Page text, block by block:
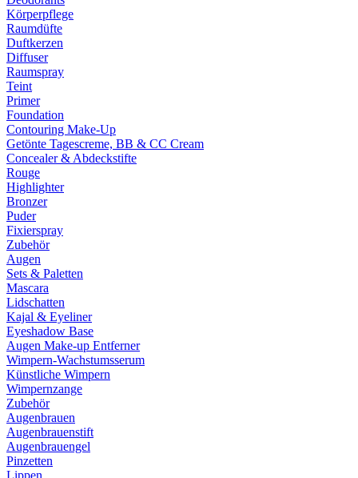
Körperpflege
Raumdüfte
Duftkerzen
Diffuser
Raumspray
Teint
Primer
Foundation
Contouring Make-Up
Getönte Tagescreme, BB & CC Cream
Concealer & Abdeckstifte
Rouge
Highlighter
Bronzer
Puder
Fixierspray
Zubehör
Augen
Sets & Paletten
Mascara
Lidschatten
Kajal & Eyeliner
Eyeshadow Base
Augen Make-up Entferner
Wimpern-Wachstumsserum
Künstliche Wimpern
Wimpernzange
Zubehör
Augenbrauen
Augenbrauenstift
Augenbrauengel
Pinzetten
Lippen